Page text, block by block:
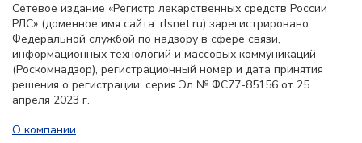
Сетевое издание «Регистр лекарственных средств России
РЛС» (доменное имя сайта: rlsnet.ru) зарегистрировано
Федеральной службой по надзору в сфере связи,
информационных технологий и массовых коммуникаций
(Роскомнадзор), регистрационный номер и дата принятия
решения о регистрации: серия Эл № ФС77-85156 от 25
апреля 2023 г.
О компании